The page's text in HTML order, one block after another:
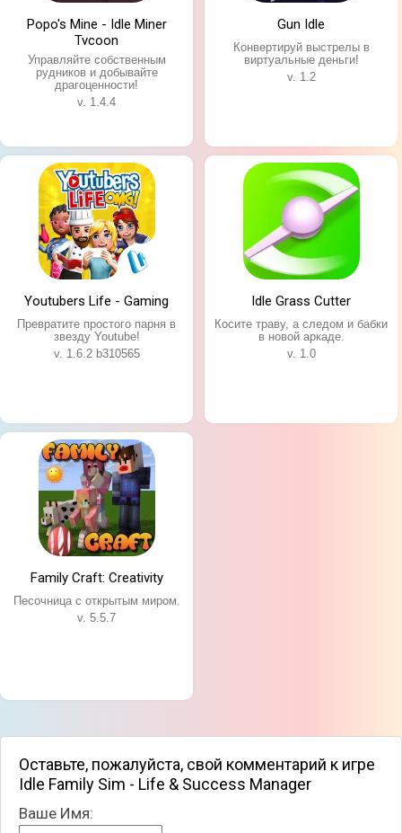
Красочная графика;
Не требует подключения к Интернету.
Popo's Mine - Idle Miner
Tycoon
Управляйте собственным
рудников и добывайте
драгоценности!
v. 1.4.4
Gun Idle
Конвертируй выстрелы в
виртуальные деньги!
v. 1.2
Youtubers Life - Gaming
Превратите простого парня в
звезду Youtube!
v. 1.6.2 b310565
Idle Grass Cutter
Косите траву, а следом и бабки
в новой аркаде.
v. 1.0
Family Craft: Creativity
Песочница с открытым миром.
v. 5.5.7
Оставьте, пожалуйста, свой комментарий к игре
Idle Family Sim - Life & Success Manager
Ваше Имя: